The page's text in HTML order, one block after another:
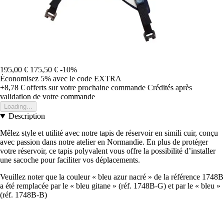
195,00 € 175,50 € -10%
Économisez 5% avec le code EXTRA
+8,78 € offerts sur votre prochaine commande Crédités après
validation de votre commande
Loading...
Description
Mêlez style et utilité avec notre tapis de réservoir en simili cuir, conçu
avec passion dans notre atelier en Normandie. En plus de protéger
votre réservoir, ce tapis polyvalent vous offre la possibilité d’installer
une sacoche pour faciliter vos déplacements.
Veuillez noter que la couleur « bleu azur nacré » de la référence 1748B
a été remplacée par le « bleu gitane » (réf. 1748B-G) et par le « bleu »
(réf. 1748B-B)